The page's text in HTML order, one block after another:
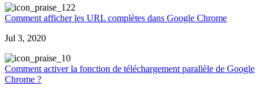
22
Comment afficher les URL complètes dans Google Chrome
Jul 3, 2020
0
Comment activer la fonction de téléchargement parallèle de Google
Chrome ?